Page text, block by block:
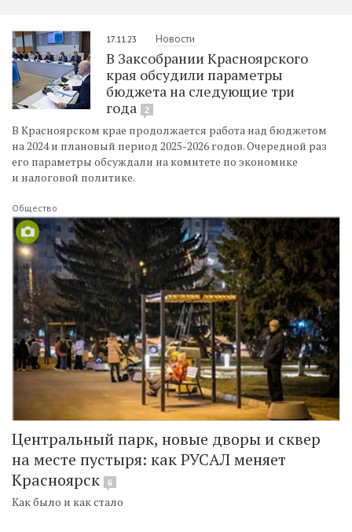
17.11.23 Новости
В Заксобрании Красноярского
края обсудили параметры
бюджета на следующие три
года
2
В Красноярском крае продолжается работа над бюджетом
на 2024 и плановый период 2025-2026 годов. Очередной раз
его параметры обсуждали на комитете по экономике
и налоговой политике.
Общество
Центральный парк, новые дворы и сквер
на месте пустыря: как РУСАЛ меняет
Красноярск
6
Как было и как стало